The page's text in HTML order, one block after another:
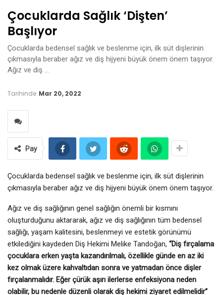
Çocuklarda Sağlık ‘dişten’
Başlıyor
Çocuklarda bedensel sağlık ve beslenme için, ilk süt dişlerinin
çıkmasıyla beraber ağız ve diş hijyeni büyük önem önem taşıyor.
Ağız ve diş …
Tarihinde Mar 20, 2022
Pay
Çocuklarda bedensel sağlık ve beslenme için, ilk süt dişlerinin
çıkmasıyla beraber ağız ve diş hijyeni büyük önem önem taşıyor.
Ağız ve diş sağlığının genel sağlığın önemli bir kısmını
oluşturduğunu aktararak, ağız ve diş sağlığının tüm bedensel
sağlığı, yaşam kalitesini, beslenmeyi ve estetik görünümü
etkilediğini kaydeden Diş Hekimi Melike Tandoğan, “Diş fırçalama
çocuklara erken yaşta kazandırılmalı, özellikle günde en az iki
kez olmak üzere kahvaltıdan sonra ve yatmadan önce dişler
fırçalanmalıdır. Eğer çürük aşırı ilerlerse enfeksiyona neden
olabilir, bu nedenle düzenli olarak diş hekimi ziyaret edilmelidir”